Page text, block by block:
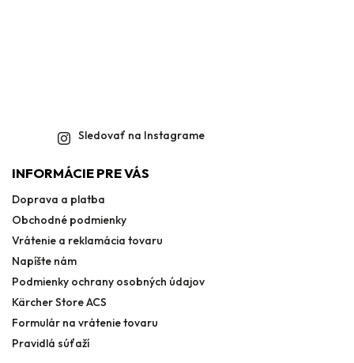
Sledovať na Instagrame
INFORMÁCIE PRE VÁS
Doprava a platba
Obchodné podmienky
Vrátenie a reklamácia tovaru
Napíšte nám
Podmienky ochrany osobných údajov
Kärcher Store ACS
Formulár na vrátenie tovaru
Pravidlá súťaží